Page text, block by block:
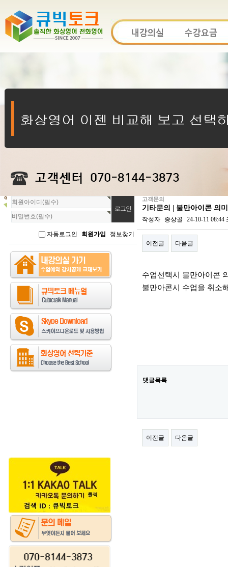
회
원
로
자동로그인 회원가입 정보찾기
고객문의
기타문의 | 불만아이콘 의
작성자 중상골 24-10-11 08:44
이전글 다음글
수업선택시 불만아이콘
불만아콘시 수업을 취소
댓글목록
이전글 다음글